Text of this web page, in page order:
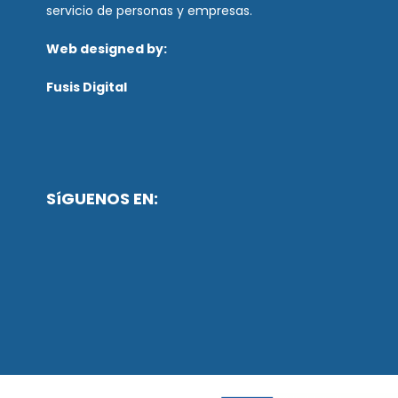
servicio de personas y empresas.
Web designed by:
Fusis Digital
SíGUENOS EN: